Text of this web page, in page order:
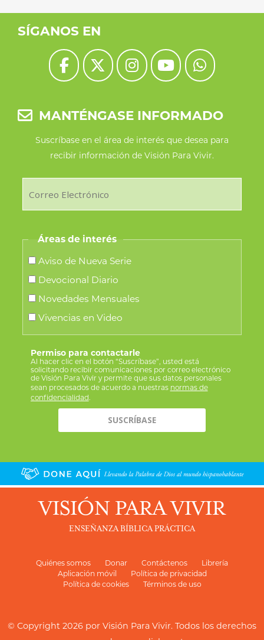
SÍGANOS EN
MANTÉNGASE INFORMADO
Suscríbase en el área de interés que desea para
recibir información de Visión Para Vivir.
Áreas de interés
Aviso de Nueva Serie
Devocional Diario
Novedades Mensuales
Vivencias en Video
Permiso para contactarle
Al hacer clic en el botón “Suscríbase”, usted está
solicitando recibir comunicaciones por correo electrónico
de Visión Para Vivir y permite que sus datos personales
sean procesados de acuerdo a nuestras normas de
confidencialidad.
VISIÓN PARA VIVIR
ENSEÑANZA BÍBLICA PRÁCTICA
Quiénes somos Donar Contáctenos
Librería
Aplicación móvil
Política de privacidad
Política de cookies
Términos de uso
© Copyright 2026 por Visión Para Vivir. Todos los derechos